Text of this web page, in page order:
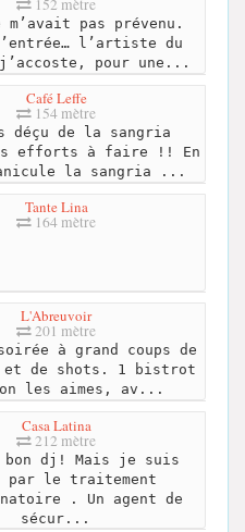
152 mètre
m’avait pas prévenu.
l’artiste du
pour une...
Café Leffe
154 mètre
déçu de la sangria
efforts à faire !! En
la sangria ...
Tante Lina
164 mètre
L'Abreuvoir
201 mètre
à grand coups de
et de shots. 1 bistrot
on les aimes, av...
Casa Latina
212 mètre
dj! Mais je suis
par le traitement
. Un agent de
sécur...